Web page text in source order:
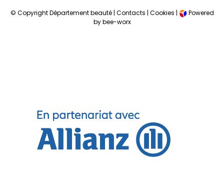
© Copyright Département beauté | Contacts | Cookies |
Powered
by bee-worx